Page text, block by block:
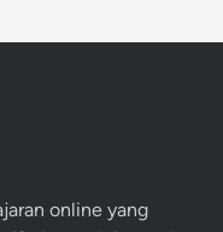
online yang